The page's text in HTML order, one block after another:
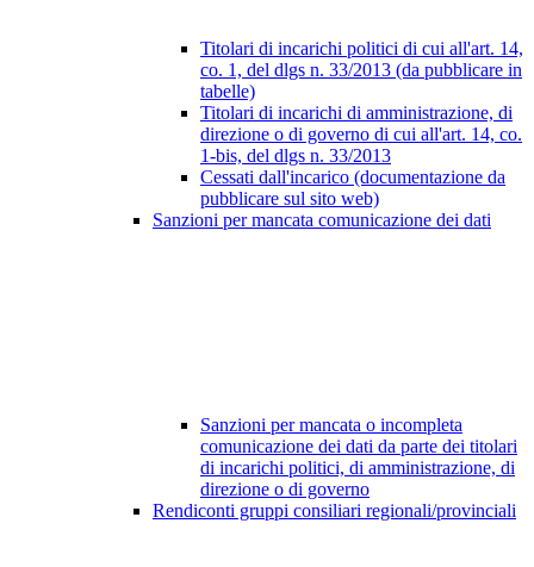
Titolari di incarichi politici di cui all'art. 14,
co. 1, del dlgs n. 33/2013 (da pubblicare in
tabelle)
Titolari di incarichi di amministrazione, di
direzione o di governo di cui all'art. 14, co.
1-bis, del dlgs n. 33/2013
Cessati dall'incarico (documentazione da
pubblicare sul sito web)
Sanzioni per mancata comunicazione dei dati
Sanzioni per mancata o incompleta
comunicazione dei dati da parte dei titolari
di incarichi politici, di amministrazione, di
direzione o di governo
Rendiconti gruppi consiliari regionali/provinciali